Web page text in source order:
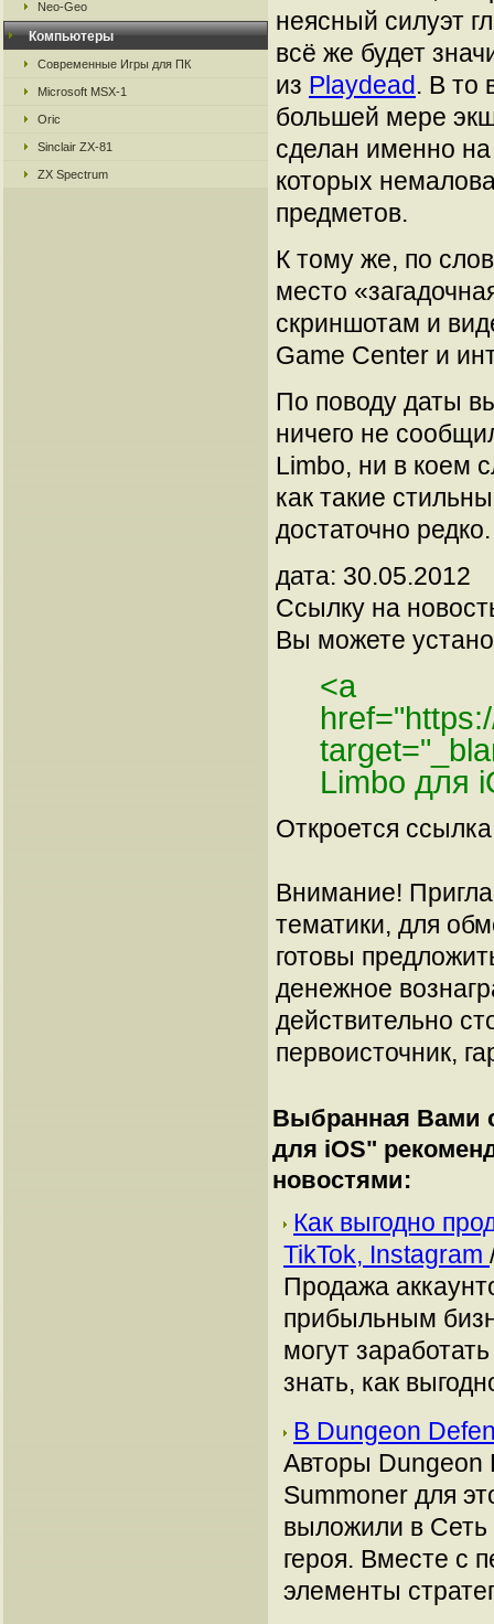
Neo-Geo
Компьютеры
Современные Игры для ПК
Microsoft MSX-1
Oric
Sinclair ZX-81
ZX Spectrum
неясный силуэт
всё же будет
из Playdead. В то
большей мере
сделан именно
которых
предметов.
К тому же, по
место
скриншотам и
Game Center и
По поводу даты
ничего не
Limbo, ни в коем
как такие
достаточно редко.
дата: 30.05.2012
Ссылку на
Вы можете
<a
Limbo для
Откроется
Внимание!
тематики, для
готовы
денежное
действительно
первоисточник,
Выбранная Вами
для iOS"
новостями:
Как выгодно
TikTok, Instagram
Продажа
прибыльным
могут
знать, как
В Dungeon
Авторы Dungeon
Summoner для
выложили в
героя. Вместе с
элементы